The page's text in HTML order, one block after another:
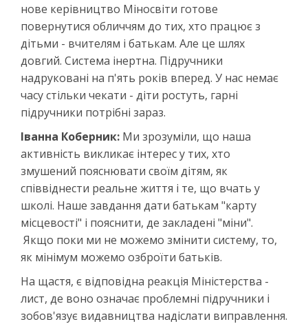
нове керівництво Міносвіти готове
повернутися обличчям до тих, хто працює з
дітьми - вчителям і батькам. Але це шлях
довгий. Система інертна. Підручники
надруковані на п'ять років вперед. У нас немає
часу стільки чекати - діти ростуть, гарні
підручники потрібні зараз.
Іванна Коберник: Ми зрозуміли, що наша
активність викликає інтерес у тих, хто
змушений пояснювати своїм дітям, як
співвіднести реальне життя і те, що вчать у
школі. Наше завдання дати батькам "карту
місцевості" і пояснити, де закладені "міни".
Якщо поки ми не можемо змінити систему, то,
як мінімум можемо озброїти батьків.
На щастя, є відповідна реакція Міністерства -
лист, де воно означає проблемні підручники і
зобов'язує видавництва надіслати виправлення.